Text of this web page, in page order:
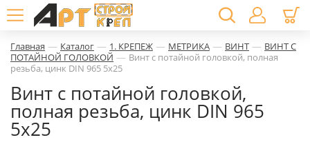
Главная — Каталог — 1. КРЕПЕЖ — МЕТРИКА — ВИНТ — ВИНТ С
ПОТАЙНОЙ ГОЛОВКОЙ — Винт с потайной головкой, полная
резьба, цинк DIN 965 5х25
Винт с потайной головкой,
полная резьба, цинк DIN 965
5х25